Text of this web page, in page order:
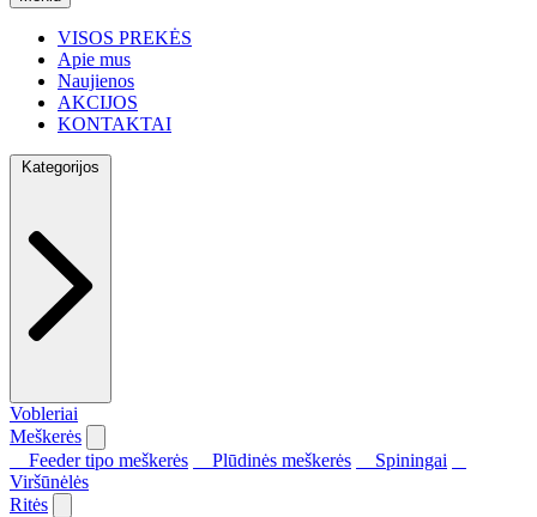
VISOS PREKĖS
Apie mus
Naujienos
AKCIJOS
KONTAKTAI
Kategorijos
Vobleriai
Meškerės
Feeder tipo meškerės
Plūdinės meškerės
Spiningai
Viršūnėlės
Ritės